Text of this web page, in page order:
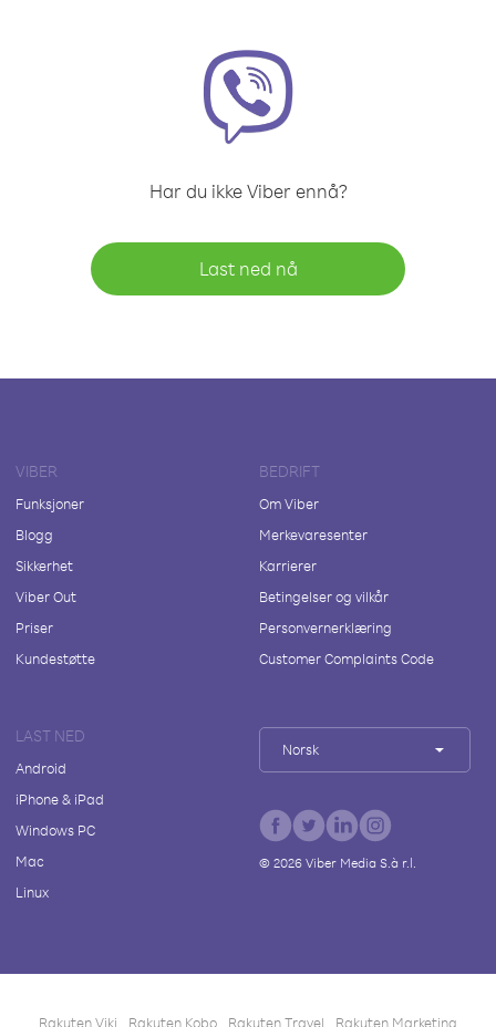
Har du ikke Viber ennå?
Last ned nå
VIBER
Funksjoner
Blogg
Sikkerhet
Viber Out
Priser
Kundestøtte
BEDRIFT
Om Viber
Merkevaresenter
Karrierer
Betingelser og vilkår
Personvernerklæring
Customer Complaints Code
LAST NED
Android
iPhone & iPad
Windows PC
Mac
Linux
Norsk
© 2026Viber Media S.à r.l.
Rakuten Viki Rakuten Kobo Rakuten Travel Rakuten Marketing